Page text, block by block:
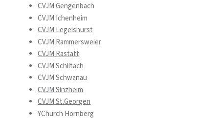
CVJM Gengenbach
CVJM Ichenheim
CVJM Legelshurst
CVJM Rammersweier
CVJM Rastatt
CVJM Schiltach
CVJM Schwanau
CVJM Sinzheim
CVJM St.Georgen
YChurch Hornberg